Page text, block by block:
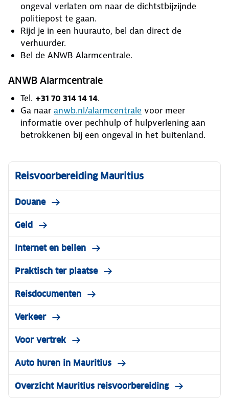
ongeval verlaten om naar de dichtstbijzijnde
politiepost te gaan.
Rijd je in een huurauto, bel dan direct de
verhuurder.
Bel de ANWB Alarmcentrale.
ANWB Alarmcentrale
Tel. +31 70 314 14 14.
Ga naar anwb.nl/alarmcentrale voor meer
informatie over pechhulp of hulpverlening aan
betrokkenen bij een ongeval in het buitenland.
Reisvoorbereiding Mauritius
Douane
Geld
Internet en bellen
Praktisch ter plaatse
Reisdocumenten
Verkeer
Voor vertrek
Auto huren in Mauritius
Overzicht Mauritius reisvoorbereiding